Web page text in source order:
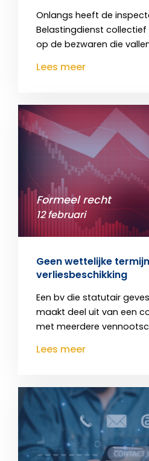
Onlangs heeft de
Belastingdienst
op de bezwaren die
Lees meer
Formeel recht
12 februari
Geen wettelijke
verliesbeschikking
Een bv die statutair
maakt deel uit van een
met meerdere
Lees meer